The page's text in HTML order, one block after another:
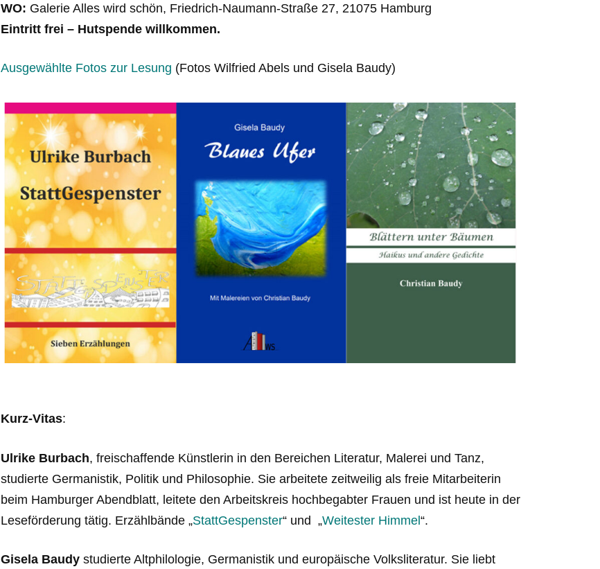
WO: Galerie Alles wird schön, Friedrich-Naumann-Straße 27, 21075 Hamburg
Eintritt frei – Hutspende willkommen.
Ausgewählte Fotos zur Lesung (Fotos Wilfried Abels und Gisela Baudy)
Kurz-Vitas:
Ulrike Burbach, freischaffende Künstlerin in den Bereichen Literatur, Malerei und Tanz,
studierte Germanistik, Politik und Philosophie. Sie arbeitete zeitweilig als freie Mitarbeiterin
beim Hamburger Abendblatt, leitete den Arbeitskreis hochbegabter Frauen und ist heute in der
Leseförderung tätig. Erzählbände „StattGespenster“ und „Weitester Himmel“.
Gisela Baudystudierte Altphilologie, Germanistik und europäische Volksliteratur. Sie liebt